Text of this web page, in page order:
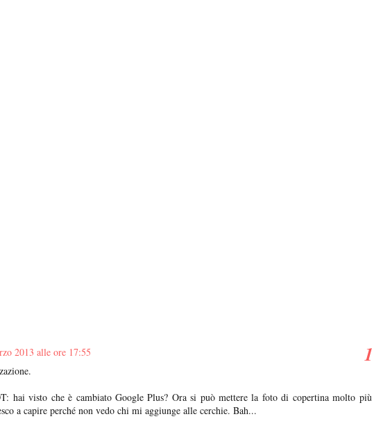
2013 alle ore 17:55
hai visto che è cambiato Google Plus? Ora si può mettere la foto di copertina molto più
a capire perché non vedo chi mi aggiunge alle cerchie. Bah...